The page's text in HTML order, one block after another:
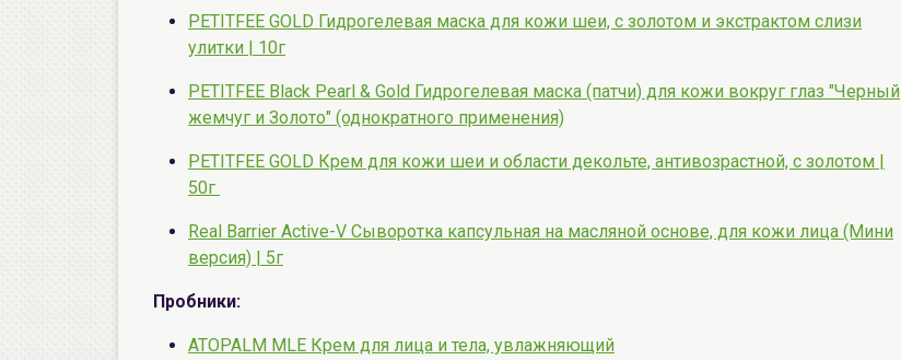
PETITFEE GOLD Гидрогелевая маска для кожи шеи, с золотом и экстрактом слизи
улитки | 10г
PETITFEE Black Pearl & Gold Гидрогелевая маска (патчи) для кожи вокруг глаз "Черный
жемчуг и Золото" (однократного применения)
PETITFEE GOLD Крем для кожи шеи и области декольте, антивозрастной, с золотом |
50г
Real Barrier Active-V Сыворотка капсульная на масляной основе, для кожи лица (Мини
версия) | 5г
Пробники:
ATOPALM MLE Крем для лица и тела, увлажняющий